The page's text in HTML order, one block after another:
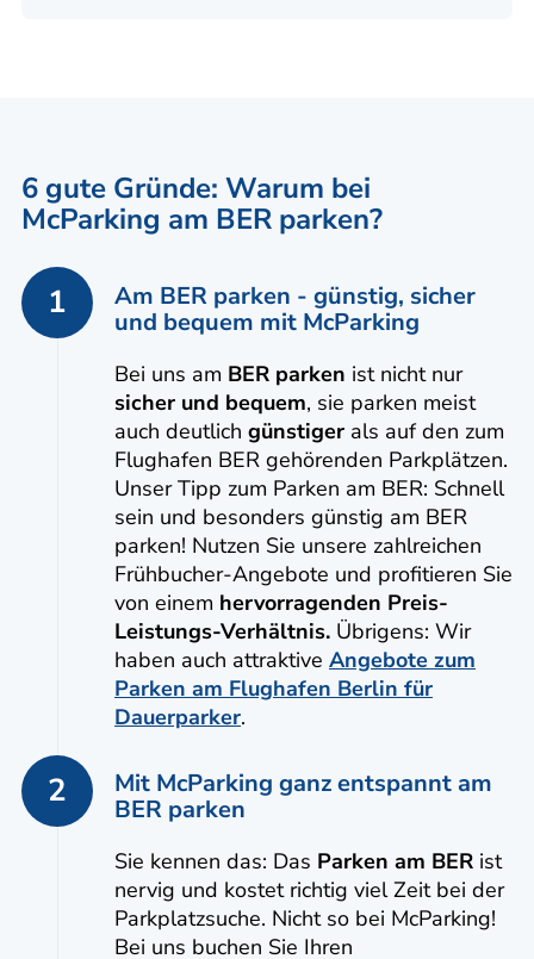
6 gute Gründe: Warum bei
McParking am BER parken?
1
Am BER parken - günstig, sicher
und bequem mit McParking
Bei uns am BER parken ist nicht nur
sicher und bequem, sie parken meist
auch deutlich günstiger als auf den zum
Flughafen BER gehörenden Parkplätzen.
Unser Tipp zum Parken am BER: Schnell
sein und besonders günstig am BER
parken! Nutzen Sie unsere zahlreichen
Frühbucher-Angebote und profitieren Sie
von einem hervorragenden Preis-
Leistungs-Verhältnis. Übrigens: Wir
haben auch attraktive Angebote zum
Parken am Flughafen Berlin für
Dauerparker.
2
Mit McParking ganz entspannt am
BER parken
Sie kennen das: Das Parken am BER ist
nervig und kostet richtig viel Zeit bei der
Parkplatzsuche. Nicht so bei McParking!
Bei uns buchen Sie Ihren